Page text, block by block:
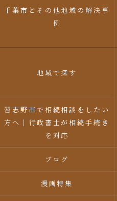
千葉市とその他地域の解決事
例
地域で探す
習志野市で相続相談をしたい
方へ｜行政書士が相続手続き
を対応
ブログ
漫画特集